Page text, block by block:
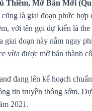
Thiêm, Mở Bán Mới
là giai đoạn phức hợp
với tên gọi dự kiến là the
giai đoạn này nằm ngay
vừa được mở bán thành
đang lên kế hoạch
tin truyền thông sớm.
2021.